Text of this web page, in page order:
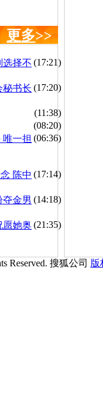
更多>>
(17:21)
选择不
(17:20)
秘书长
(11:38)
(08:20)
(06:36)
唯一担
(17:14)
陈中
(14:18)
夺金男
(21:35)
愿她奥
Reserved. 搜狐公司 版